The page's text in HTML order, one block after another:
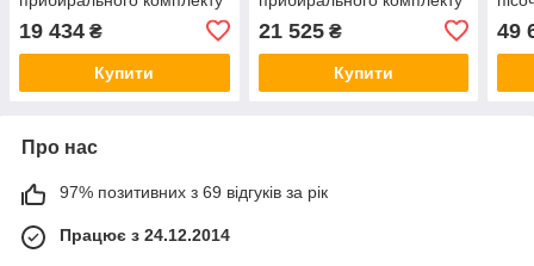
19 434 ₴
Купити
21 525₴
Купити
49
Про нас
97% позитивних з 69 відгуків за рік
Працює з 24.12.2014